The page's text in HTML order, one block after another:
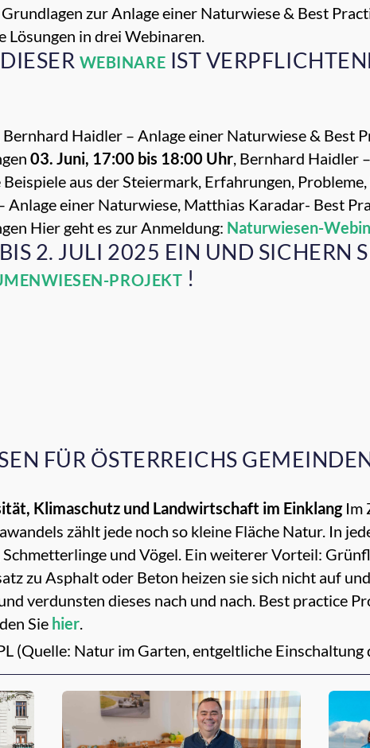
zur Anlage einer Naturwiese & Best
in drei Webinaren.
WEBINARE IST
, Bernhard Haidler – Anlage einer Naturwiese & Best
03. Juni, 17:00 bis 18:00 Uhr , Bernhard Haidler
aus der Steiermark, Erfahrungen, Probleme,
Anlage einer Naturwiese, Matthias Karadar- Best
Hier geht es zur Anmeldung: Naturwiesen-
2. JULI 2025 EIN UND SICHERN
PROJEKT !
FÜR ÖSTERREICHS
Klimaschutz und Landwirtschaft im Einklang Im
zählt jede noch so kleine Fläche Natur. In
und Vögel. Ein weiterer Vorteil:
zu Asphalt oder Beton heizen sie sich nicht auf
verdunsten dieses nach und nach. Best practice
Sie hier
(Quelle: Natur im Garten, entgeltliche